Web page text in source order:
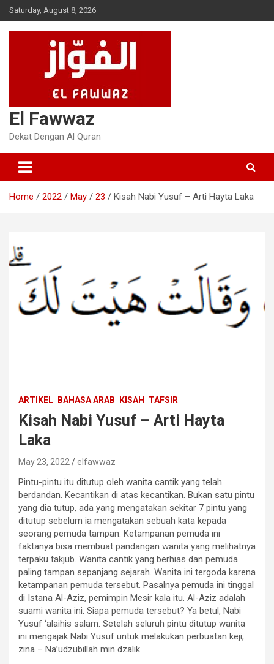
Skip
to
content
Saturday, August 8, 2026
El Fawwaz
Dekat Dengan Al Quran
Home 2022 May 23 Kisah Nabi Yusuf – Arti Hayta Laka
ARTIKEL BAHASA ARAB KISAH TAFSIR
Kisah Nabi Yusuf – Arti Hayta
Laka
May 23, 2022 elfawwaz
Pintu-pintu itu ditutup oleh wanita cantik yang telah
berdandan. Kecantikan di atas kecantikan. Bukan satu pintu
yang dia tutup, ada yang mengatakan sekitar 7 pintu yang
ditutup sebelum ia mengatakan sebuah kata kepada
seorang pemuda tampan. Ketampanan pemuda ini
faktanya bisa membuat pandangan wanita yang melihatnya
terpaku takjub. Wanita cantik yang berhias dan pemuda
paling tampan sepanjang sejarah. Wanita ini tergoda karena
ketampanan pemuda tersebut. Pasalnya pemuda ini tinggal
di Istana Al-Aziz, pemimpin Mesir kala itu. Al-Aziz adalah
suami wanita ini. Siapa pemuda tersebut? Ya betul, Nabi
Yusuf ‘alaihis salam. Setelah seluruh pintu ditutup wanita
ini mengajak Nabi Yusuf untuk melakukan perbuatan keji,
zina – Na’udzubillah min dzalik.